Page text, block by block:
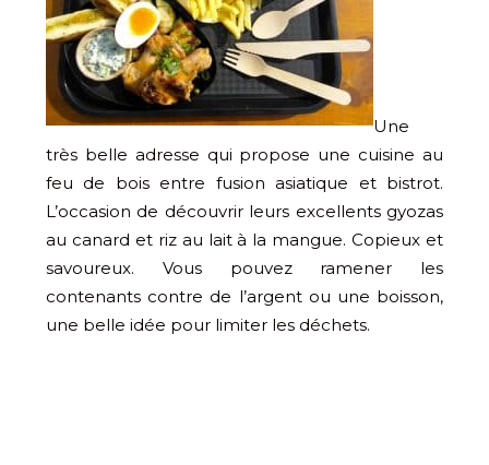
Une
très belle adresse qui propose une cuisine au
feu de bois entre fusion asiatique et bistrot.
L’occasion de découvrir leurs excellents gyozas
au canard et riz au lait à la mangue. Copieux et
savoureux. Vous pouvez ramener les
contenants contre de l’argent ou une boisson,
une belle idée pour limiter les déchets.